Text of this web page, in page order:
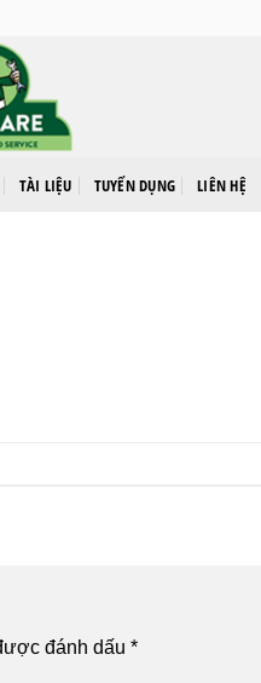
TÀI LIỆU TUYỂN DỤNG LIÊN HỆ
đánh dấu *